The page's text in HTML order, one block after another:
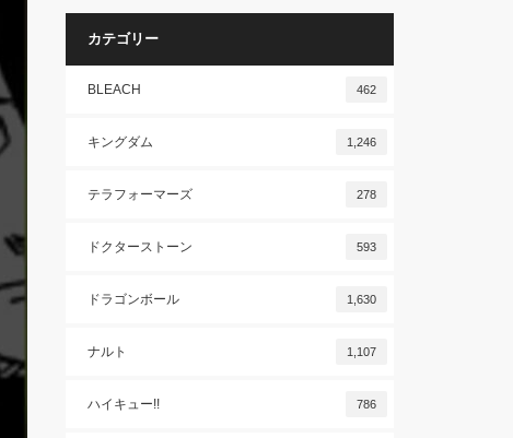
カテゴリー
BLEACH 462
キングダム 1,246
テラフォーマーズ 278
ドクターストーン 593
ドラゴンボール 1,630
ナルト 1,107
ハイキュー!! 786